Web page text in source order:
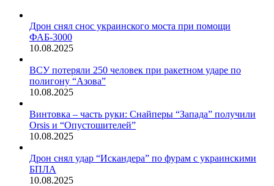
Дрон снял снос украинского моста при помощи
ФАБ-3000
10.08.2025
ВСУ потеряли 250 человек при ракетном ударе по
полигону “Азова”
10.08.2025
Винтовка – часть руки: Снайперы “Запада” получили
Orsis и “Опустошителей”
10.08.2025
Дрон снял удар “Искандера” по фурам с украинскими
БПЛА
10.08.2025